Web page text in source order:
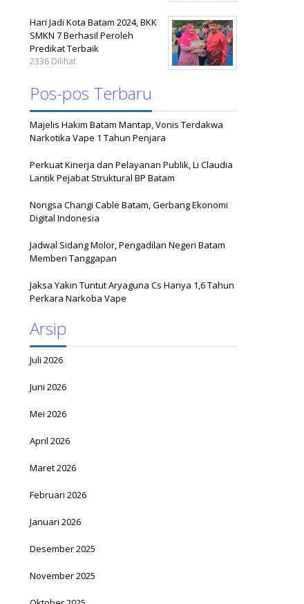
Hari Jadi Kota Batam 2024, BKK
SMKN 7 Berhasil Peroleh
Predikat Terbaik
2336 Dilihat
Pos-pos Terbaru
Majelis Hakim Batam Mantap, Vonis Terdakwa
Narkotika Vape 1 Tahun Penjara
Perkuat Kinerja dan Pelayanan Publik, Li Claudia
Lantik Pejabat Struktural BP Batam
Nongsa Changi Cable Batam, Gerbang Ekonomi
Digital Indonesia
Jadwal Sidang Molor, Pengadilan Negeri Batam
Memberi Tanggapan
Jaksa Yakin Tuntut Aryaguna Cs Hanya 1,6 Tahun
Perkara Narkoba Vape
Arsip
Juli 2026
Juni 2026
Mei 2026
April 2026
Maret 2026
Februari 2026
Januari 2026
Desember 2025
November 2025